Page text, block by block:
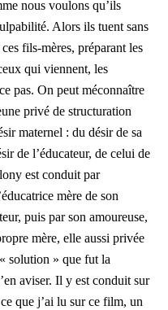
nous voulons qu’ils
Alors ils tuent sans
fils-mères, préparant les
qui viennent, les
pas. On peut méconnaître
privé de structuration
maternel : du désir de sa
de l’éducateur, de celui de
est conduit par
mère de son
puis par son amoureuse,
mère, elle aussi privée
solution » que fut la
aviser. Il y est conduit sur
que j’ai lu sur ce film, un